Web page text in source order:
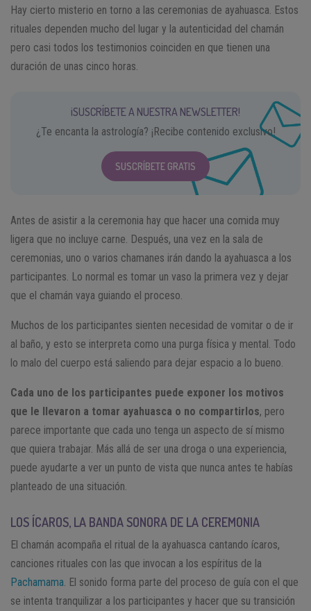
Hay cierto misterio en torno a las ceremonias de ayahuasca. Estos
rituales dependen mucho del lugar y la autenticidad del chamán
pero casi todos los testimonios coinciden en que tienen una
duración de unas cinco horas.
¡SUSCRÍBETE A NUESTRA NEWSLETTER!
¿Te encanta la astrología? ¡Recibe contenido exclusivo!
SUSCRÍBETE GRATIS
Antes de asistir a la ceremonia hay que hacer una comida muy
ligera que no incluye carne. Después, una vez en la sala de
ceremonias, uno o varios chamanes irán dando la ayahuasca a los
participantes. Lo normal es tomar un vaso la primera vez y dejar
que el chamán vaya guiando el proceso.
Muchos de los participantes sienten necesidad de vomitar o de ir
al baño, y esto se interpreta como una purga física y mental. Todo
lo malo del cuerpo está saliendo para dejar espacio a lo bueno.
Cada uno de los participantes puede exponer los motivos
que le llevaron a tomar ayahuasca o no compartirlos, pero
parece importante que cada uno tenga un aspecto de sí mismo
que quiera trabajar. Más allá de ser una droga o una experiencia,
puede ayudarte a ver un punto de vista que nunca antes te habías
planteado de una situación.
LOS ÍCAROS, LA BANDA SONORA DE LA CEREMONIA
El chamán acompaña el ritual de la ayahuasca cantando ícaros,
canciones rituales con las que invocan a los espíritus de la
Pachamama. El sonido forma parte del proceso de guía con el que
se intenta tranquilizar a los participantes y hacer que su transición